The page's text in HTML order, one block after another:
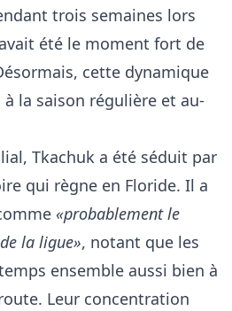
trois semaines lors
été le moment fort de
cette dynamique
la saison régulière et au-
Tkachuk a été séduit par
qui règne en Floride. Il a
«probablement le
la ligue», notant que les
ensemble aussi bien à
Leur concentration